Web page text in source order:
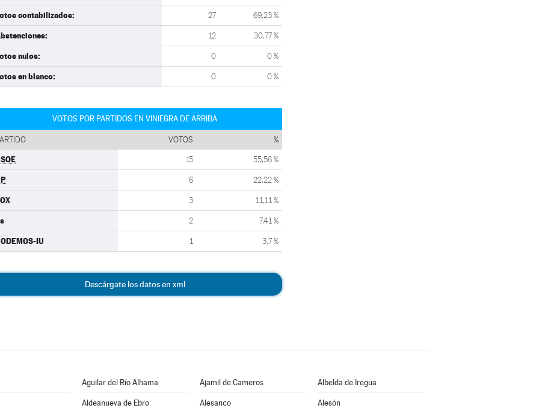
contabilizados: 27 69,23 %
12 30,77 %
nulos: 0 0 %
en blanco: 0 0 %
VOTOS POR PARTIDOS EN VINIEGRA DE ARRIBA
VOTOS %
15 55,56 %
6 22,22 %
3 11,11 %
2 7,41 %
IU 1 3,7 %
Descárgate los datos en xml
Aguilar del Río Alhama Ajamil de Cameros Albelda de Iregua
Aldeanueva de Ebro Alesanco Alesón